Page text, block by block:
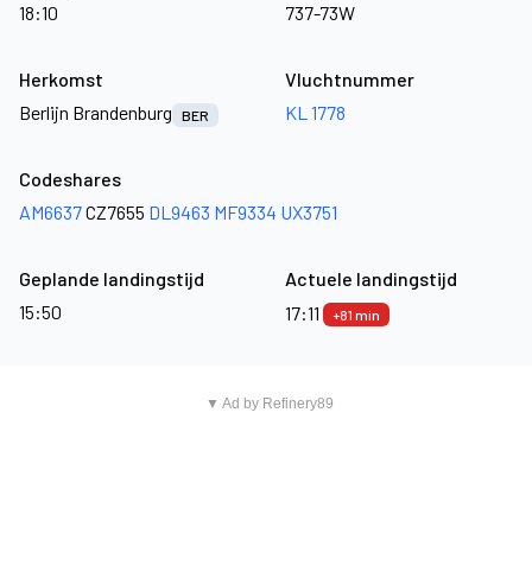
18:10
737-73W
Herkomst
Berlijn Brandenburg
BER
Vluchtnummer
KL 1778
Codeshares
AM6637CZ7655 DL9463 MF9334 UX3751
Geplande landingstijd
15:50
Actuele landingstijd
17:11
+81 min
▼ Ad by Refinery89